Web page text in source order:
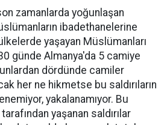
zamanlarda yoğunlaşan
ibadethanelerine
yaşayan Müslümanları
günde Almanya'da 5 camiye
dördünde camiler
her ne hikmetse bu saldırıların
yakalanamıyor. Bu
yaşanan saldırılar